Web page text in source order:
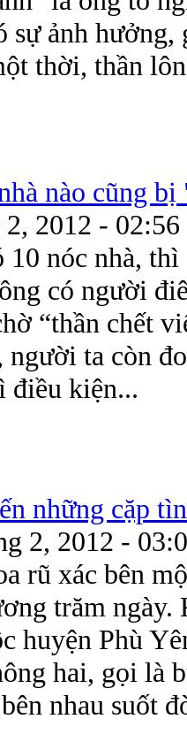
sự ảnh
thời, thần
nào cũng
2012 - 02:56
10 nóc nhà,
có người
“thần chết
người ta còn
điều kiện...
những cặp
2, 2012 -
rũ xác bên
trăm
huyện Phù
hai, gọi là
nhau suốt